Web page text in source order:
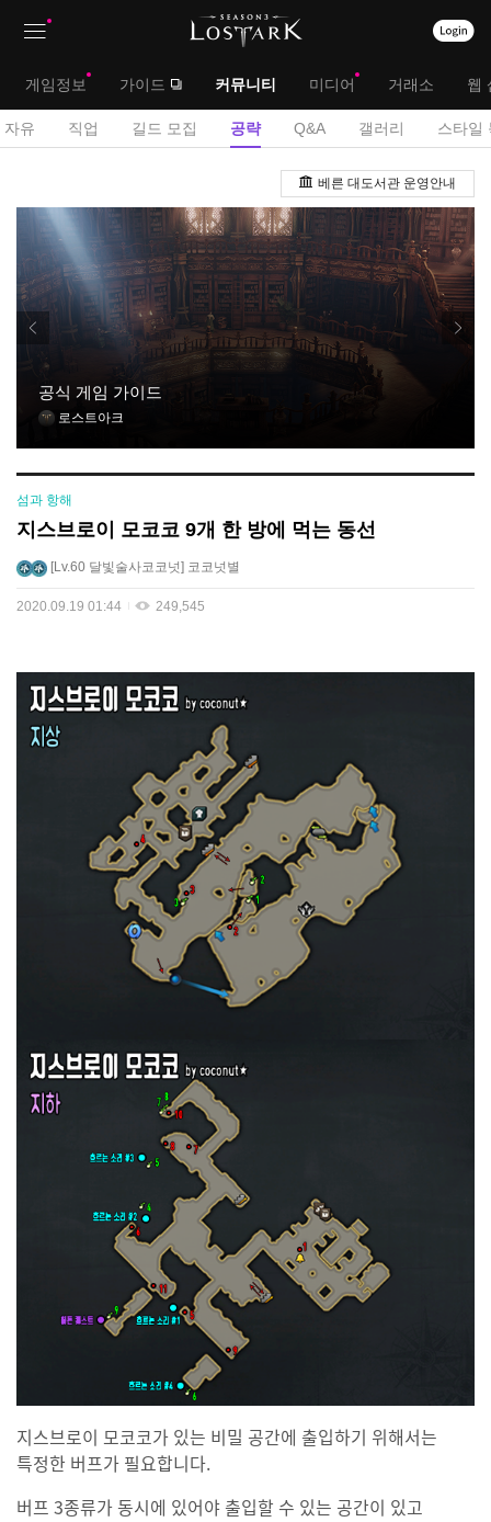
뉴
대
메
게임정보 가이드 커뮤니티 미디어 거래소 웹
서
메
뉴
자유 직업 길드 모집 공략 Q&A 갤러리 스타일
략
판
베른 대도서관 운영안내
공식 게임 가이드
로스트아크
섬과 항해
지스브로이 모코코 9개 한 방에 먹는 동선
Lv.60 달빛술사코코넛 코코넛별
2020.09.19 01:44 249,545
지스브로이 모코코가 있는 비밀 공간에 출입하기 위해서는
특정한 버프가 필요합니다.
버프 3종류가 동시에 있어야 출입할 수 있는 공간이 있고